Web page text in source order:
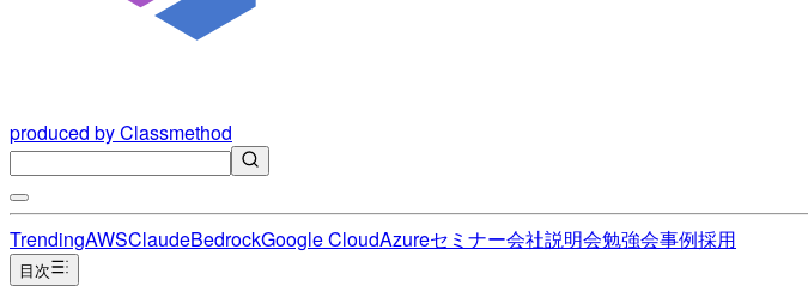
produced by Classmethod
TrendingAWSClaudeBedrockGoogle CloudAzureセミナー会社説明会勉強会事例採用
目次